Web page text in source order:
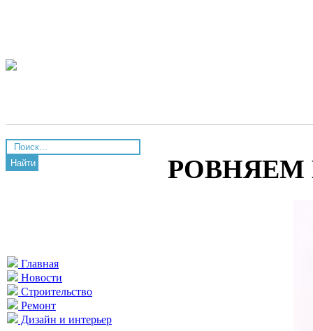
Найти
Главная
Новости
Строительство
Ремонт
Дизайн и интерьер